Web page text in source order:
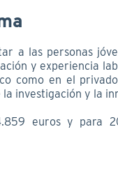
a las personas
y experiencia
como en el
investigación y la
euros y para